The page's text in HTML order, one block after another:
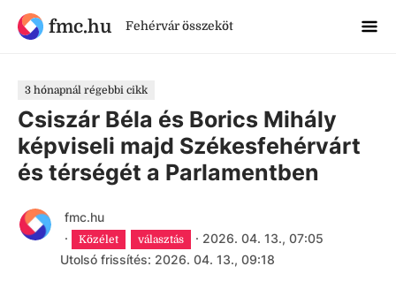
fmc.hu Fehérvár összeköt
3 hónapnál régebbi cikk
Csiszár Béla és Borics Mihály
képviseli majd Székesfehérvárt
és térségét a Parlamentben
fmc.hu
·
Közélet választás · 2026. 04. 13., 07:05
Utolsó frissítés: 2026. 04. 13., 09:18